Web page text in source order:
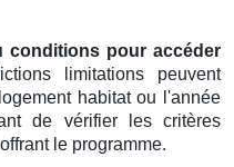
conditions pour accéder
limitations peuvent
habitat ou l'année
de vérifier les critères
le programme.